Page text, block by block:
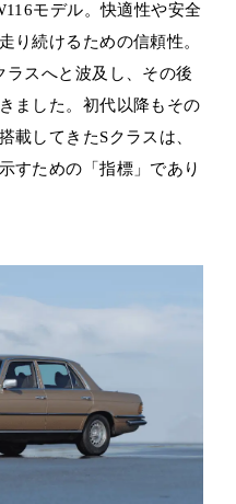
モデル。快適性や安全
り続けるための信頼性。
ラスへと波及し、その後
ました。初代以降もその
載してきたSクラスは、
すための「指標」であり